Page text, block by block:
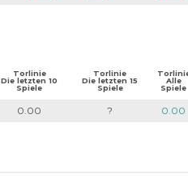
Torlinie
Die letzten 10
Spiele
Torlinie
Die letzten 15
Spiele
Alle
Spiele
0.00 ? 0.00